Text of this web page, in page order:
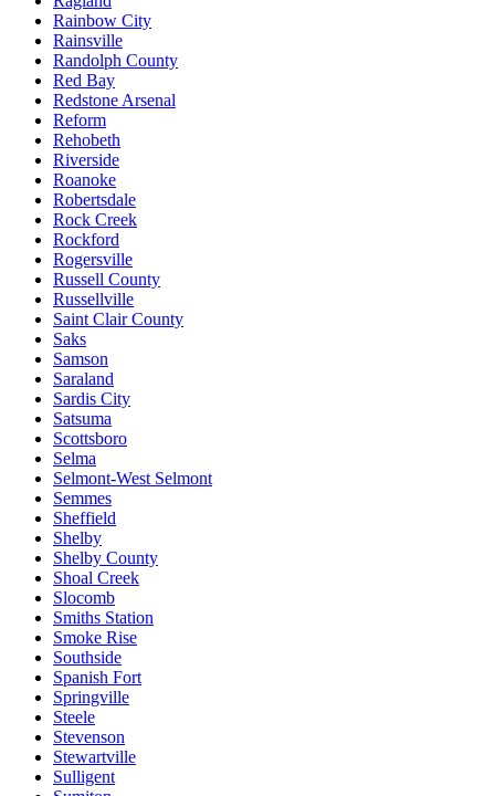
Rainbow City
Rainsville
Randolph County
Red Bay
Redstone Arsenal
Reform
Rehobeth
Riverside
Roanoke
Robertsdale
Rock Creek
Rockford
Rogersville
Russell County
Russellville
Saint Clair County
Saks
Samson
Saraland
Sardis City
Satsuma
Scottsboro
Selma
Selmont-West Selmont
Semmes
Sheffield
Shelby
Shelby County
Shoal Creek
Slocomb
Smiths Station
Smoke Rise
Southside
Spanish Fort
Springville
Steele
Stevenson
Stewartville
Sulligent